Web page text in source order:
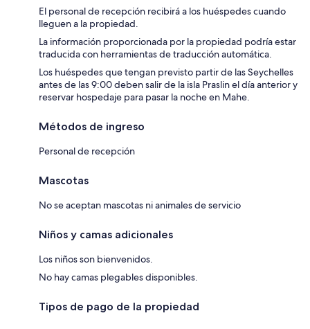
El personal de recepción recibirá a los huéspedes cuando
lleguen a la propiedad.
La información proporcionada por la propiedad podría estar
traducida con herramientas de traducción automática.
Los huéspedes que tengan previsto partir de las Seychelles
antes de las 9:00 deben salir de la isla Praslin el día anterior y
reservar hospedaje para pasar la noche en Mahe.
Métodos de ingreso
Personal de recepción
Mascotas
No se aceptan mascotas ni animales de servicio
Niños y camas adicionales
Los niños son bienvenidos.
No hay camas plegables disponibles.
Tipos de pago de la propiedad